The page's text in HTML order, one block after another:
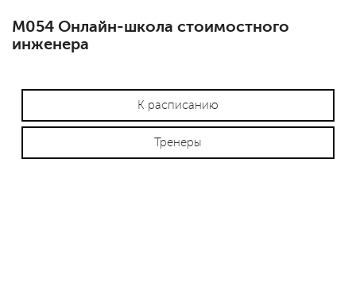
М054 Онлайн-школа стоимостного
инженера
К расписанию
Тренеры